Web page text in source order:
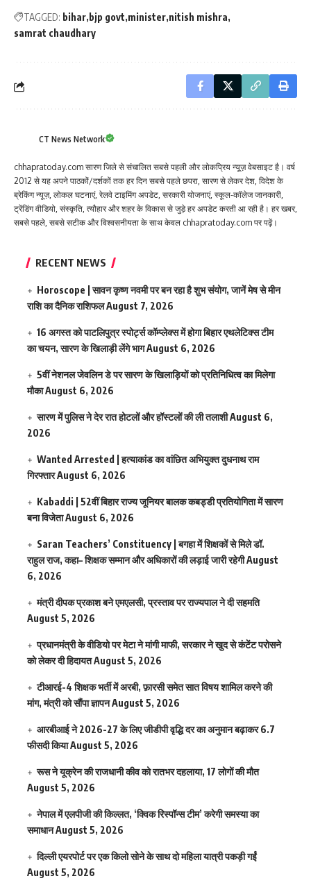
TAGGED: bihar bjp govt minister nitish mishra
samrat chaudhary
CT News Network
chhapratoday.com सारण जिले से संचालित सबसे पहली और लोकप्रिय न्यूज़ वेबसाइट है। वर्ष
2012 से यह अपने पाठकों/दर्शकों तक हर दिन सबसे पहले छपरा, सारण से लेकर देश, विदेश के
ब्रेकिंग न्यूज़, लोकल घटनाएं, रेलवे टाइमिंग अपडेट, सरकारी योजनाएं, स्कूल-कॉलेज जानकारी,
ट्रेंडिंग वीडियो, संस्कृति, त्यौहार और शहर के विकास से जुड़े हर अपडेट करती आ रही है। हर खबर,
सबसे पहले, सबसे सटीक और विश्वसनीयता के साथ केवल chhapratoday.com पर पढ़ें।
RECENT NEWS
Horoscope | सावन कृष्ण नवमी पर बन रहा है शुभ संयोग, जानें मेष से मीन
राशि का दैनिक राशिफलAugust 7, 2026
16 अगस्त को पाटलिपुत्र स्पोर्ट्स कॉम्प्लेक्स में होगा बिहार एथलेटिक्स टीम
का चयन, सारण के खिलाड़ी लेंगे भागAugust 6, 2026
5वीं नेशनल जेवलिन डे पर सारण के खिलाड़ियों को प्रतिनिधित्व का मिलेगा
मौकाAugust 6, 2026
सारण में पुलिस ने देर रात होटलों और हॉस्टलों की ली तलाशीAugust 6,
2026
Wanted Arrested | हत्याकांड का वांछित अभियुक्त दुधनाथ राम
गिरफ्तारAugust 6, 2026
Kabaddi | 52वीं बिहार राज्य जूनियर बालक कबड्डी प्रतियोगिता में सारण
बना विजेताAugust 6, 2026
Saran Teachers’ Constituency | बगहा में शिक्षकों से मिले डॉ.
राहुल राज, कहा– शिक्षक सम्मान और अधिकारों की लड़ाई जारी रहेगीAugust
6, 2026
मंत्री दीपक प्रकाश बने एमएलसी, प्रस्ताव पर राज्यपाल ने दी सहमति
August 5, 2026
प्रधानमंत्री के वीडियो पर मेटा ने मांगी माफी, सरकार ने खुद से कंटेंट परोसने
को लेकर दी हिदायतAugust 5, 2026
टीआरई-4 शिक्षक भर्ती में अरबी, फ़ारसी समेत सात विषय शामिल करने की
मांग, मंत्री को सौंपा ज्ञापनAugust 5, 2026
आरबीआई ने 2026-27 के लिए जीडीपी वृद्धि दर का अनुमान बढ़ाकर 6.7
फीसदी कियाAugust 5, 2026
रूस ने यूक्रेन की राजधानी कीव को रातभर दहलाया, 17 लोगों की मौत
August 5, 2026
नेपाल में एलपीजी की किल्लत, ‘क्विक रिस्पॉन्स टीम’ करेगी समस्या का
समाधानAugust 5, 2026
दिल्ली एयरपोर्ट पर एक किलो सोने के साथ दो महिला यात्री पकड़ी गईं
August 5, 2026